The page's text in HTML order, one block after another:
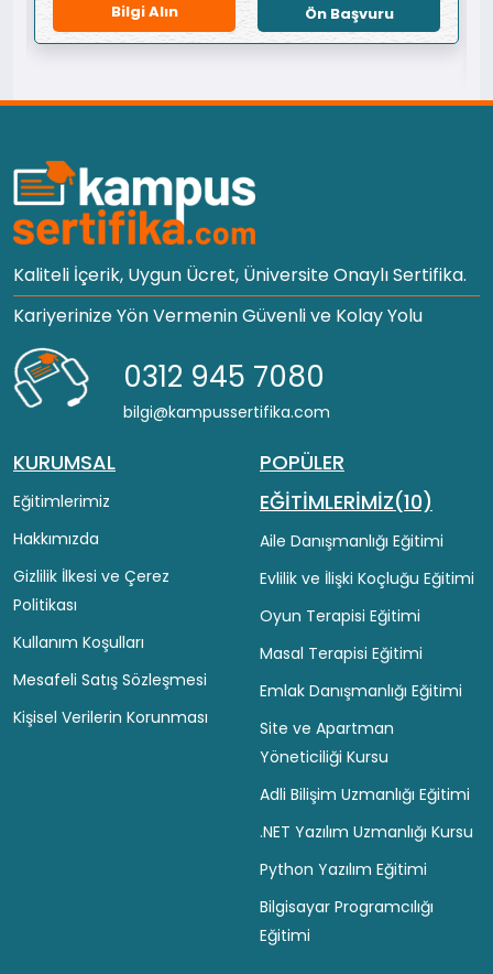
Bilgi Alın Ön Başvuru
Kaliteli İçerik, Uygun Ücret, Üniversite Onaylı Sertifika.
Kariyerinize Yön Vermenin Güvenli ve Kolay Yolu
0312 945 7080
bilgi@kampussertifika.com
KURUMSAL
Eğitimlerimiz
Hakkımızda
Gizlilik İlkesi ve Çerez
Politikası
Kullanım Koşulları
Mesafeli Satış Sözleşmesi
Kişisel Verilerin Korunması
POPÜLER
EĞİTİMLERİMİZ(10)
Aile Danışmanlığı Eğitimi
Evlilik ve İlişki Koçluğu Eğitimi
Oyun Terapisi Eğitimi
Masal Terapisi Eğitimi
Emlak Danışmanlığı Eğitimi
Site ve Apartman
Yöneticiliği Kursu
Adli Bilişim Uzmanlığı Eğitimi
.NET Yazılım Uzmanlığı Kursu
Python Yazılım Eğitimi
Bilgisayar Programcılığı
Eğitimi